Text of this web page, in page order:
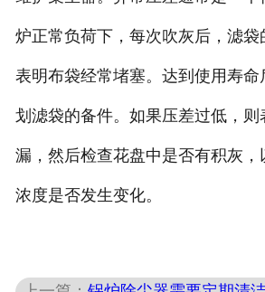
炉正常负荷下，每次吹灰后，滤袋
表明布袋经常堵塞。达到使用寿
划滤袋的备件。如果压差过低，
漏，然后检查花盘中是否有积灰
浓度是否发生变化。